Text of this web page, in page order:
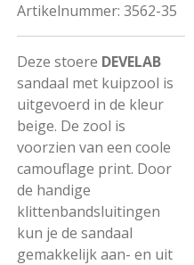
Artikelnummer: 3562-35
Deze stoere DEVELAB
sandaal met kuipzool is
uitgevoerd in de kleur
beige. De zool is
voorzien van een coole
camouflage print. Door
de handige
klittenbandsluitingen
kun je de sandaal
gemakkelijk aan- en uit